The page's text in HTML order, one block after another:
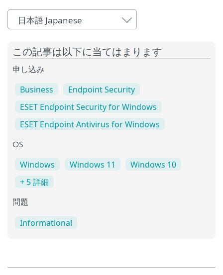
日本語 Japanese
この記事は以下に当てはまります
申し込み
Business
Endpoint Security
ESET Endpoint Security for Windows
ESET Endpoint Antivirus for Windows
OS
Windows Windows 11
Windows 10
+ 5 詳細
問題
Informational